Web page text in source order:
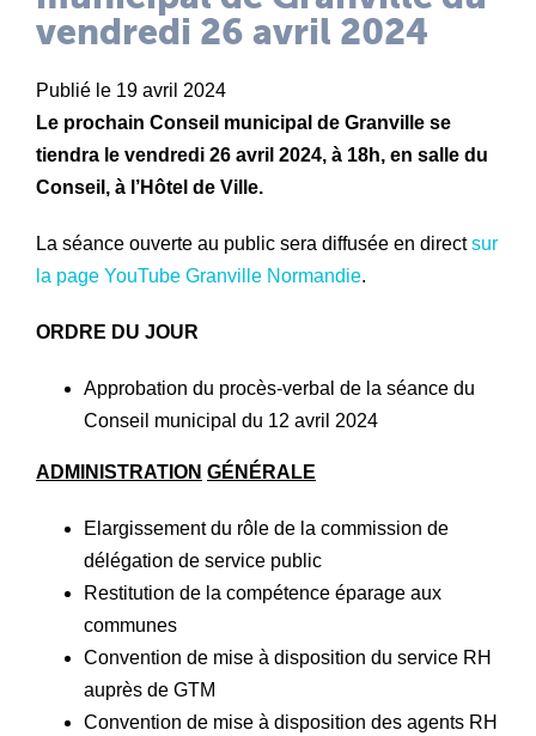
vendredi 26 avril 2024
Publié le 19 avril 2024
Le prochain Conseil municipal de Granville se
tiendra le vendredi 26 avril 2024, à 18h, en salle du
Conseil, à l’Hôtel de Ville.
La séance ouverte au public sera diffusée en directsur
la page YouTube Granville Normandie.
ORDRE DU JOUR
Approbation du procès-verbal de la séance du
Conseil municipal du 12 avril 2024
ADMINISTRATION GÉNÉRALE
Elargissement du rôle de la commission de
délégation de service public
Restitution de la compétence éparage aux
communes
Convention de mise à disposition du service RH
auprès de GTM
Convention de mise à disposition des agents RH